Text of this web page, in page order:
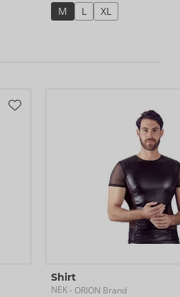
M L XL
Shirt
NEK- ORION Brand